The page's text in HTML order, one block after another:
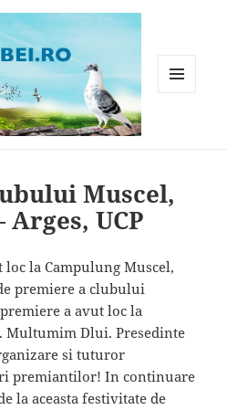
Muscel,
UCP
loc la Campulung Muscel,
premiere a clubului
a avut loc la
Multumim Dlui. Presedinte
si tuturor
premiantilor! In continuare
la aceasta festivitate de